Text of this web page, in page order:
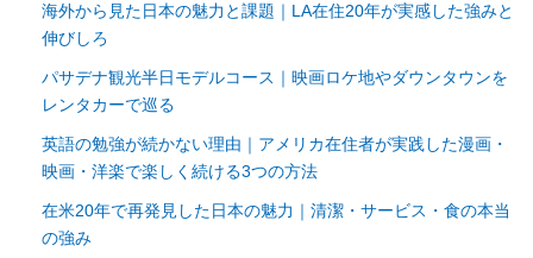
海外から見た日本の魅力と課題｜LA在住20年が実感した強みと
伸びしろ
パサデナ観光半日モデルコース｜映画ロケ地やダウンタウンを
レンタカーで巡る
英語の勉強が続かない理由｜アメリカ在住者が実践した漫画・
映画・洋楽で楽しく続ける3つの方法
在米20年で再発見した日本の魅力｜清潔・サービス・食の本当
の強み